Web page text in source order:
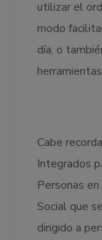
utilizar el
modo
día, o
Cabe
Integrados
Personas
Social que
dirigido a